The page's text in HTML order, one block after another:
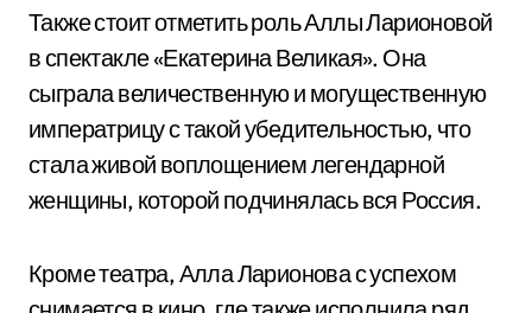
Также стоит отметить роль Аллы Ларионовой
в спектакле «Екатерина Великая». Она
сыграла величественную и могущественную
императрицу с такой убедительностью, что
стала живой воплощением легендарной
женщины, которой подчинялась вся Россия.
Кроме театра, Алла Ларионова с успехом